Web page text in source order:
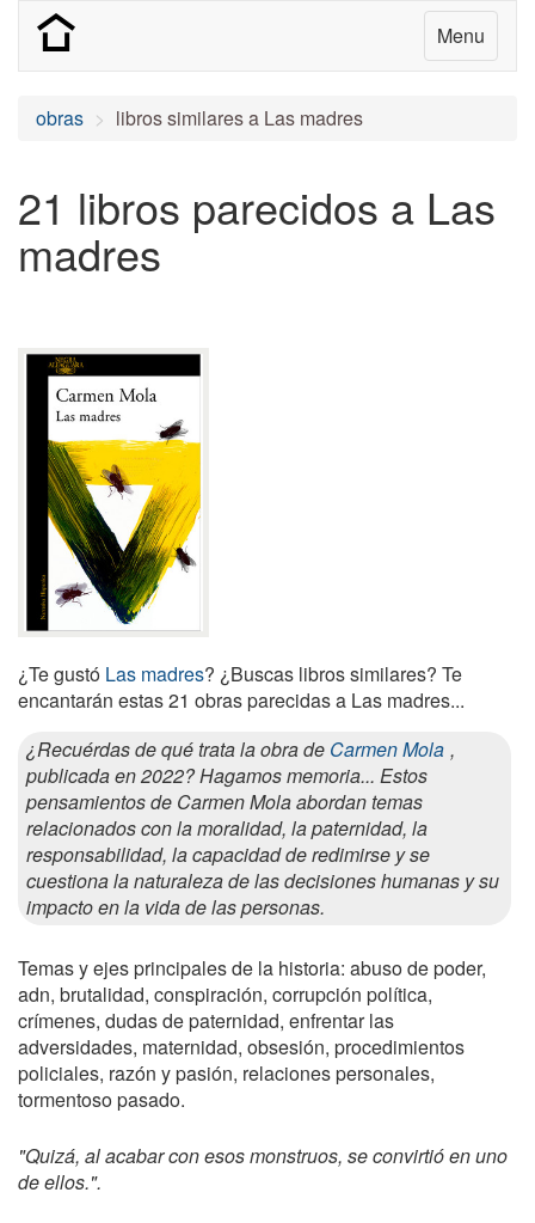
Menu
obras libros similares a Las madres
21 libros parecidos a Las
madres
¿Te gustó Las madres? ¿Buscas libros similares? Te
encantarán estas 21 obras parecidas a Las madres...
¿Recuérdas de qué trata la obra de Carmen Mola ,
publicada en 2022? Hagamos memoria... Estos
pensamientos de Carmen Mola abordan temas
relacionados con la moralidad, la paternidad, la
responsabilidad, la capacidad de redimirse y se
cuestiona la naturaleza de las decisiones humanas y su
impacto en la vida de las personas.
Temas y ejes principales de la historia: abuso de poder,
adn, brutalidad, conspiración, corrupción política,
crímenes, dudas de paternidad, enfrentar las
adversidades, maternidad, obsesión, procedimientos
policiales, razón y pasión, relaciones personales,
tormentoso pasado.
"Quizá, al acabar con esos monstruos, se convirtió en uno
de ellos.".